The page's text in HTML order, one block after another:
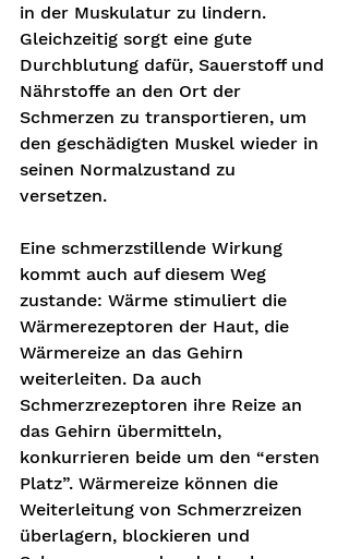
in der Muskulatur zu lindern.
Gleichzeitig sorgt eine gute
Durchblutung dafür, Sauerstoff und
Nährstoffe an den Ort der
Schmerzen zu transportieren, um
den geschädigten Muskel wieder in
seinen Normalzustand zu
versetzen.
Eine schmerzstillende Wirkung
kommt auch auf diesem Weg
zustande: Wärme stimuliert die
Wärmerezeptoren der Haut, die
Wärmereize an das Gehirn
weiterleiten. Da auch
Schmerzrezeptoren ihre Reize an
das Gehirn übermitteln,
konkurrieren beide um den “ersten
Platz”. Wärmereize können die
Weiterleitung von Schmerzreizen
überlagern, blockieren und